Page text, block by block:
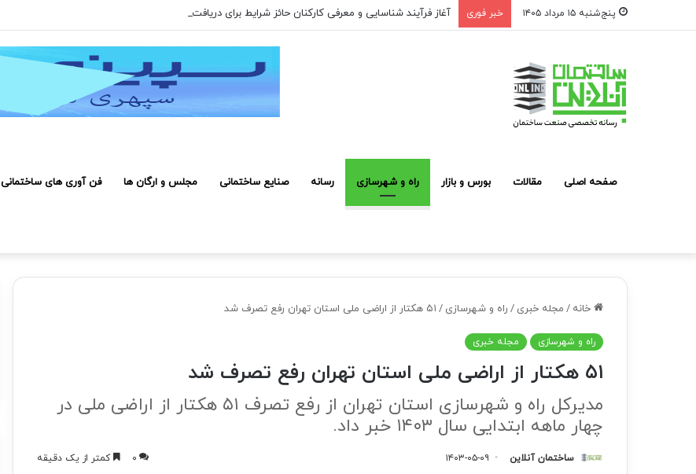
پنج‌شنبه ۱۵ مرداد ۱۴۰۵ خبر فوری آغاز فرآیند شناسایی و معرفی کارکنان حائز شرایط برای دریافت نشان بهشت
صفحه اصلی مقالات بورس و بازار راه و شهرسازی رسانه صنایع ساختمانی مجلس و ارگان ها فن آوری های ساختمانی
خانه / مجله خبری / راه و شهرسازی / ۵۱ هکتار از اراضی ملی استان تهران رفع تصرف شد
راه و شهرسازی مجله خبری
۵۱ هکتار از اراضی ملی استان تهران رفع تصرف شد
مدیرکل راه و شهرسازی استان تهران از رفع تصرف ۵۱ هکتار از اراضی ملی در
چهار ماهه ابتدایی سال ۱۴۰۳ خبر داد.
ساختمان آنلاین ۱۴۰۳-۰۵-۰۹ ۰ کمتر از یک دقیقه